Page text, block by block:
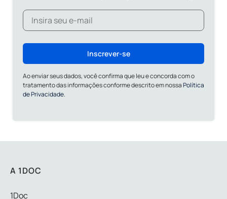
Inscrever-se
Ao enviar seus dados, você confirma que leu e concorda com o
tratamento das informações conforme descrito em nossaPolítica
de Privacidade.
A 1DOC
1Doc